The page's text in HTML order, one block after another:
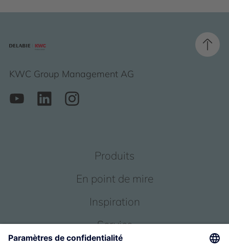
KWC Group Management AG
Produits
En point de mire
Inspiration
Service